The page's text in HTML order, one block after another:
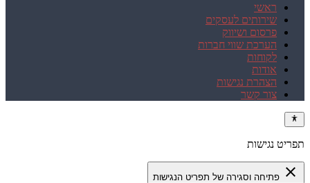
ראשי
שירותים לעסקים
פרסום ושיווק
הערכת שווי חברות
לקוחות
אודות
הצהרת נגישות
צור קשר
תפריט נגישות
close פתיחה וסגירה של תפריט הנגישות